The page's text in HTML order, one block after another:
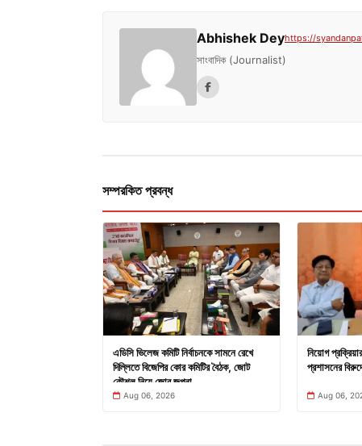
Abhishek Deyhttps://
সাংবাদিক (Journalist)
সম্পরকিত প্রবন্ধ
এডিসি ভিলেজ কমিটি নির্বাচনকে সামনে রেখে
দিল্লিতে বিজেপির কোর কমিটির বৈঠক, জোট
কৌশল নিয়ে জোর জল্পনা
Aug 06, 2026
নিয়োগ
প্রশাসনের
Aug 06,